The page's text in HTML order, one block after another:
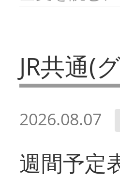
JR共通(
2026.08.07
週間予定